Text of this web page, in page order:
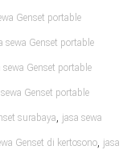
Genset portable
sewa Genset portable
sewa Genset portable
Genset portable
surabaya, jasa sewa
Genset di kertosono, jasa